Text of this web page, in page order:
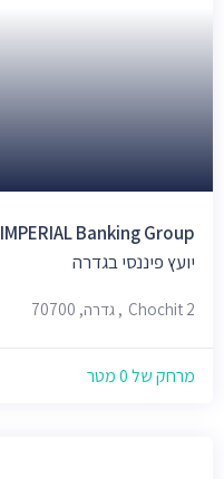
IMPERIAL Banking Group
יועץ פיננסי בגדרה
Chochit 2, גדרה, 70700
מרחק של 0 מטר